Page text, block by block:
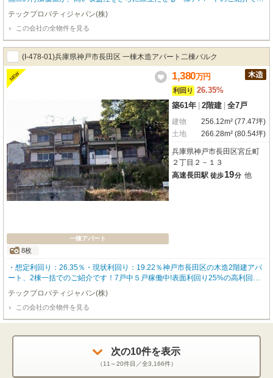
す！本物件は秋田県大館市十二所町頭に位置し、JR「大滝温泉」駅から徒歩
６分という利便性を備えています。最大の魅力は、入居者がいつでも自由に温
泉を利用できる点です。自宅にいながら毎日温泉で疲れを癒やせる住環境は、
他の賃貸物件にはない大きな差別化要素となり、入居者満足度の向上や長期入
居にもつながることが期待できます。投資指標も非常に魅力的で、積算評価は
１６８％、表面利回りは５７％という高水準を実現しています。高い収益性に
加え、資産価値とのバランスにも優れており、キャッシュフローを重視する投
資家様にとって大きな魅力を備えた物件です！！
テックプロパティジャパン(株)
この会社の全物件を見る
(I-478-01)兵庫県神戸市長田区 一棟木造アパート二棟バルク
NEW
一棟アパート
8枚
1,380万円
利回り
26.35%
築61年 2階建 全7戸
建物
256.12m² (77.47坪)
土地
266.28m² (80.54坪)
兵庫県神戸市長田区宮丘町
２丁目２－１３
高速長田駅 徒歩19分 他
・想定利回り：26.35％・現状利回り：19.22％神戸市長田区の木造2階建アパ
ート、2棟一括でのご紹介です！7戸中５戸稼働中!表面利回り25%の高利回り
物件です!退去してもすぐに入居があります!また、現在賃貸中の4戸生活保護受
給中で家賃が市から納付されるため、 滞納リスクがありません!高台に位置し
ており陽当たり通風良好!眺望を遮る建物がありません。神戸市長田区は坂の
多い地域ですが、物件から徒歩3分にバス停留所「宮丘町」あり、神戸駅や兵
紹介可能です!!※特記事項：再建築不可(接道要件を満たさない為)、土砂災害警
テックプロパティジャパン(株)
この会社の全物件を見る
次の10件を表示
（11～20件目／全3,166件）